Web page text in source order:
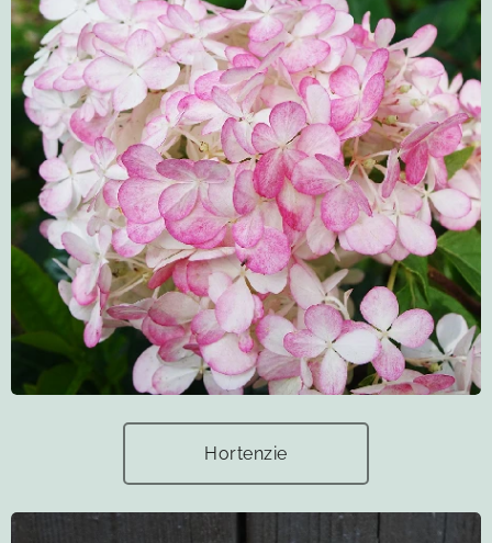
Hortenzie